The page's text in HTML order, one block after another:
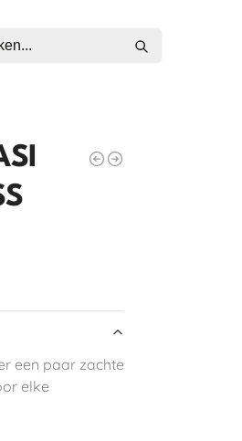
een paar zachte
elke